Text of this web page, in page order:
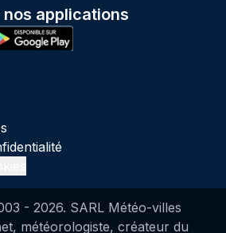
applications
- 2026. SARL Météo-villes
météorologiste, créateur du